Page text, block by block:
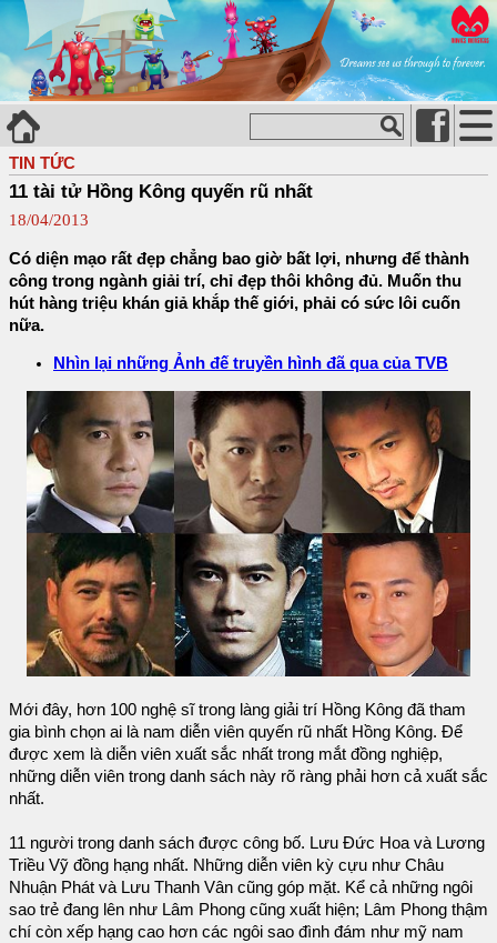
TIN TỨC
11 tài tử Hồng Kông quyến rũ nhất
18/04/2013
Có diện mạo rất đẹp chẳng bao giờ bất lợi, nhưng để thành
công trong ngành giải trí, chỉ đẹp thôi không đủ. Muốn thu
hút hàng triệu khán giả khắp thế giới, phải có sức lôi cuốn
nữa.
Nhìn lại những Ảnh đế truyền hình đã qua của TVB
Mới đây, hơn 100 nghệ sĩ trong làng giải trí Hồng Kông đã tham
gia bình chọn ai là nam diễn viên quyến rũ nhất Hồng Kông. Để
được xem là diễn viên xuất sắc nhất trong mắt đồng nghiệp,
những diễn viên trong danh sách này rõ ràng phải hơn cả xuất sắc
nhất.
11 người trong danh sách được công bố. Lưu Đức Hoa và Lương
Triều Vỹ đồng hạng nhất. Những diễn viên kỳ cựu như Châu
Nhuận Phát và Lưu Thanh Vân cũng góp mặt. Kể cả những ngôi
sao trẻ đang lên như Lâm Phong cũng xuất hiện; Lâm Phong thậm
chí còn xếp hạng cao hơn các ngôi sao đình đám như mỹ nam